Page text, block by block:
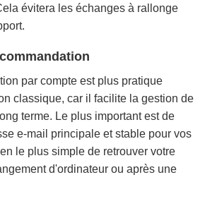
évitera les échanges à rallonge
par compte est plus pratique
classique, car il facilite la gestion de
terme. Le plus important est de
e-mail principale et stable pour vos
le plus simple de retrouver votre
d'ordinateur ou après une